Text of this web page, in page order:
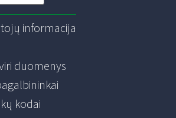
informacija
duomenys
kodai